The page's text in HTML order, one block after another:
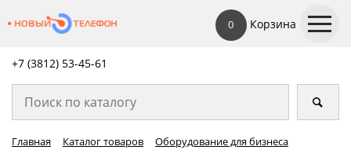
0 Корзина
+7 (3812) 53-45-61
Главная Каталог товаров
Оборудование для бизнеса